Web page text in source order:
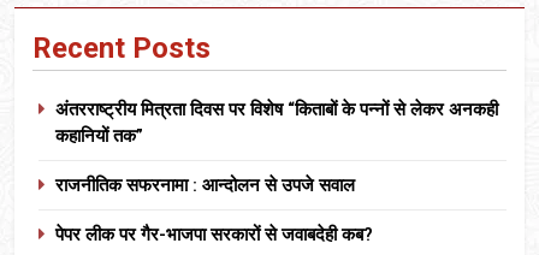
Recent Posts
अंतरराष्ट्रीय मित्रता दिवस पर विशेष “किताबों के पन्नों से लेकर अनकही
कहानियों तक”
राजनीतिक सफरनामा : आन्दोलन से उपजे सवाल
पेपर लीक पर गैर-भाजपा सरकारों से जवाबदेही कब?